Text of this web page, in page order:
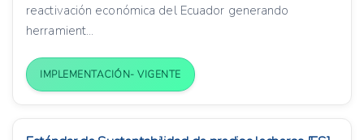
reactivación económica del Ecuador generando
herramient...
IMPLEMENTACIÓN- VIGENTE